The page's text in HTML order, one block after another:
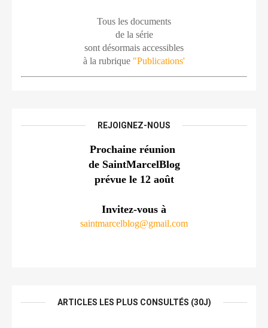
Tous les documents
de la série
sont désormais accessibles
à la rubrique "Publications'
REJOIGNEZ-NOUS
Prochaine réunion
de SaintMarcelBlog
prévue le 12 août
Invitez-vous à
saintmarcelblog@gmail.com
ARTICLES LES PLUS CONSULTÉS (30J)